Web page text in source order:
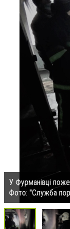
У Фурманівці
Фото: "Служба